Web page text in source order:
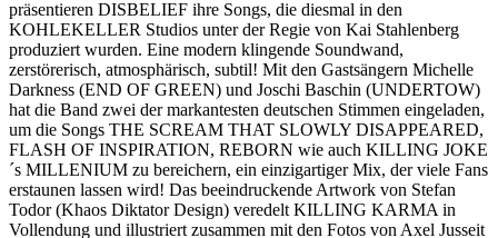
präsentieren DISBELIEF ihre Songs, die diesmal in den
KOHLEKELLER Studios unter der Regie von Kai Stahlenberg
produziert wurden. Eine modern klingende Soundwand,
zerstörerisch, atmosphärisch, subtil! Mit den Gastsängern Michelle
Darkness (END OF GREEN) und Joschi Baschin (UNDERTOW)
hat die Band zwei der markantesten deutschen Stimmen eingeladen,
um die Songs THE SCREAM THAT SLOWLY DISAPPEARED,
FLASH OF INSPIRATION, REBORN wie auch KILLING JOKE
´s MILLENIUM zu bereichern, ein einzigartiger Mix, der viele Fans
erstaunen lassen wird! Das beeindruckende Artwork von Stefan
Todor (Khaos Diktator Design) veredelt KILLING KARMA in
Vollendung und illustriert zusammen mit den Fotos von Axel Jusseit